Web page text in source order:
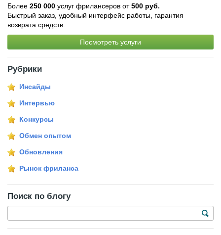
Более 250 000 услуг фрилансеров от500 руб.
Быстрый заказ, удобный интерфейс работы, гарантия
возврата средств.
Посмотреть услуги
Рубрики
Инсайды
Интервью
Конкурсы
Обмен опытом
Обновления
Рынок фриланса
Поиск по блогу